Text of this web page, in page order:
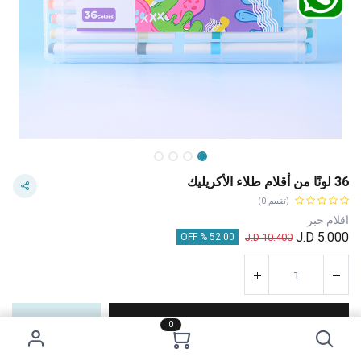
0
36 لونًا من أقلام طلاء الأكريليك
(تقييم 0)
اقلام حبر
5.000
10.400
J.D
52.00 % OFF
إضافة إلى عربة التسوق